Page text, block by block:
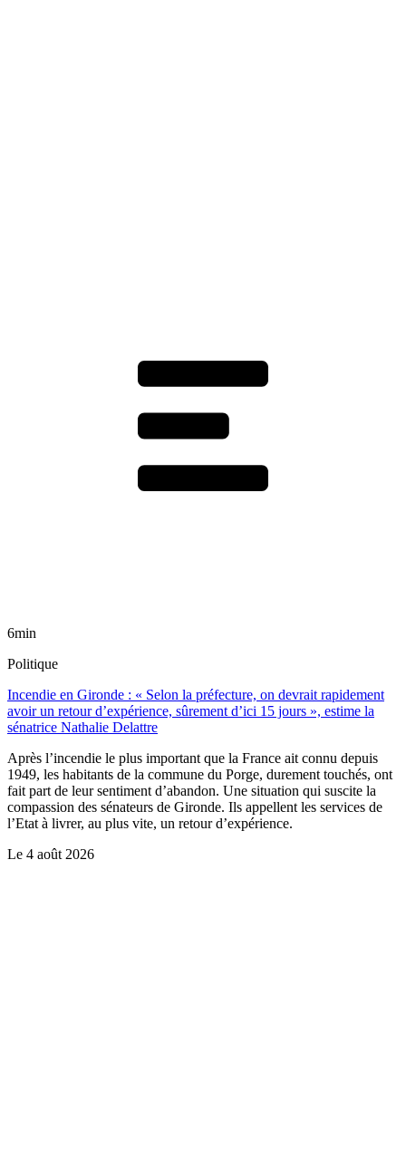
6min
Politique
Incendie en Gironde : « Selon la préfecture, on devrait rapidement
avoir un retour d’expérience, sûrement d’ici 15 jours », estime la
sénatrice Nathalie Delattre
Après l’incendie le plus important que la France ait connu depuis
1949, les habitants de la commune du Porge, durement touchés, ont
fait part de leur sentiment d’abandon. Une situation qui suscite la
compassion des sénateurs de Gironde. Ils appellent les services de
l’Etat à livrer, au plus vite, un retour d’expérience.
Le 4 août 2026